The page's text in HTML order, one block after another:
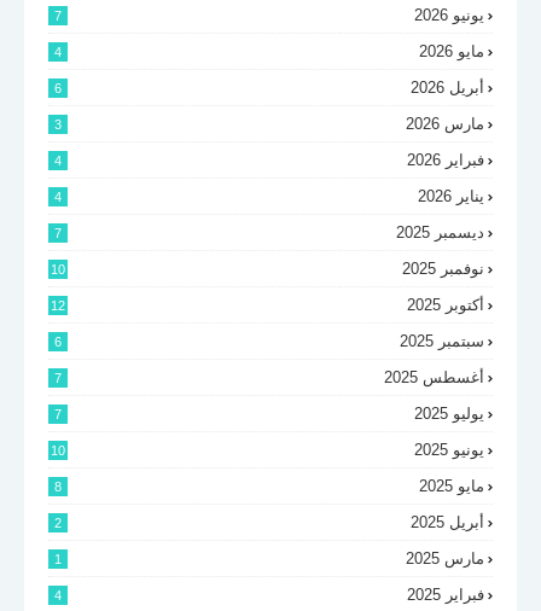
يونيو 2026 7
مايو 2026 4
أبريل 2026 6
مارس 2026 3
فبراير 2026 4
يناير 2026 4
ديسمبر 2025 7
نوفمبر 2025 10
أكتوبر 2025 12
سبتمبر 2025 6
أغسطس 2025 7
يوليو 2025 7
يونيو 2025 10
مايو 2025 8
أبريل 2025 2
مارس 2025 1
فبراير 2025 4